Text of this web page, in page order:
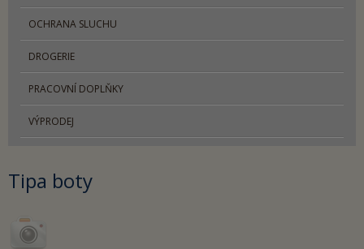
OCHRANA SLUCHU
DROGERIE
PRACOVNÍ DOPLŇKY
VÝPRODEJ
Tipa boty